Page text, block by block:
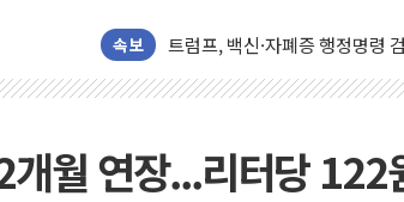
속보
美 항소법원, 백악관 무도회장
이란 핵심 원유 수출항 '하르그
[AI MY 뉴스] 뉴욕 반도체주 프
뉴욕증시 프리뷰, 美 고용 쇼크
월 연장...리터당 122